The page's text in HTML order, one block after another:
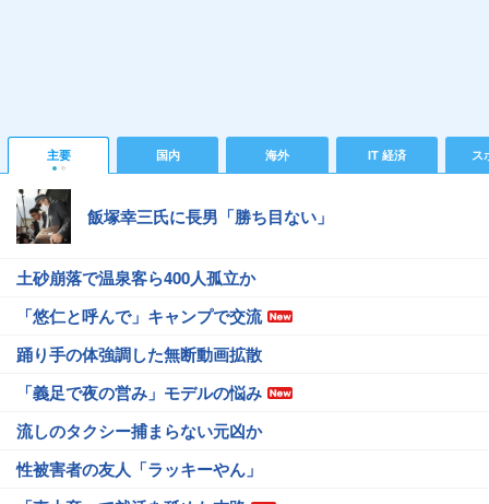
主要 国内 海外 IT 経済 ス
飯塚幸三氏に長男「勝ち目ない」
土砂崩落で温泉客ら400人孤立か
「悠仁と呼んで」キャンプで交流
踊り手の体強調した無断動画拡散
「義足で夜の営み」モデルの悩み
流しのタクシー捕まらない元凶か
性被害者の友人「ラッキーやん」